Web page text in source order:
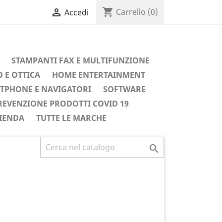
 Accedi shopping_cart Carrello (0)
STAMPANTI FAX E MULTIFUNZIONE
E OTTICA
HOME ENTERTAINMENT
E NAVIGATORI
SOFTWARE
PRODOTTI COVID 19
TUTTE LE MARCHE

Successivo